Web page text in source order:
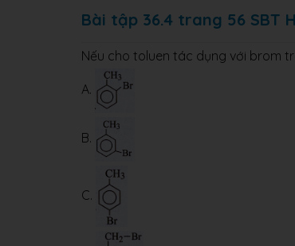
Bài tập 36.4 trang 56 SBT
Nếu cho toluen tác dụng với brom
A.
B.
C.